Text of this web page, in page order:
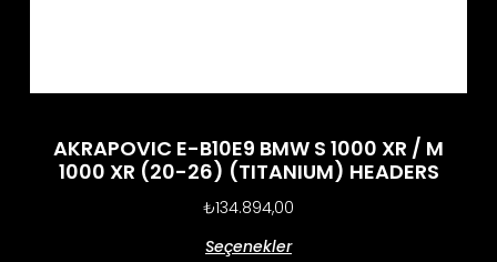
AKRAPOVIC E-B10E9 BMW S 1000 XR / M
1000 XR (20-26) (TITANIUM) HEADERS
₺134.894,00
Seçenekler